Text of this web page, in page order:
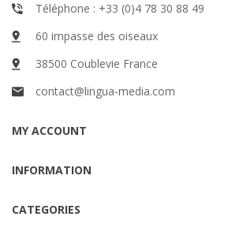
Téléphone : +33 (0)4 78 30 88 49
60 impasse des oiseaux
38500 Coublevie France
contact@lingua-media.com
MY ACCOUNT
INFORMATION
CATEGORIES